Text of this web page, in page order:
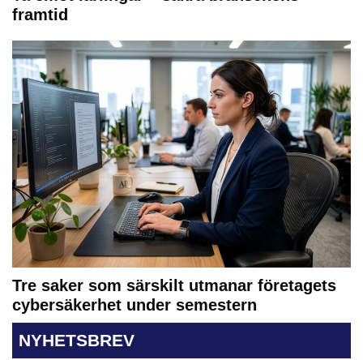
framtid
Tre saker som särskilt utmanar företagets
cybersäkerhet under semestern
NYHETSBREV